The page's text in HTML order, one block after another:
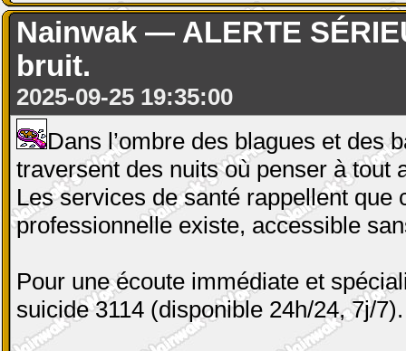
Nainwak — ALERTE
bruit.
2025-09-25 19:35:00
Dans l’ombre des blagues et des
traversent des nuits où penser à tout
Les services de santé rappellent que
professionnelle existe, accessible
Pour une écoute immédiate et
suicide 3114 (disponible 24h/24, 7j/7).